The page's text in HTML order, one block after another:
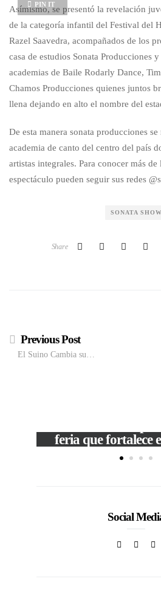
PIN IT
Asímismo, se presentó la revelación
de la categoría infantil del Festival del
Razel Saavedra, acompañados de los
casa de estudios Sonata Producciones
academias de Baile Rodarly Dance,
Chamos Producciones quienes juntos
llena dejando en alto el nombre del
De esta manera sonata producciones
academia de canto del centro del país
artistas integrales. Para conocer más
espectáculo pueden seguir sus redes
SONATA SHOW
Share
Previous Post
El Suino Cambia su…
feria que fortalece
la moda
Social